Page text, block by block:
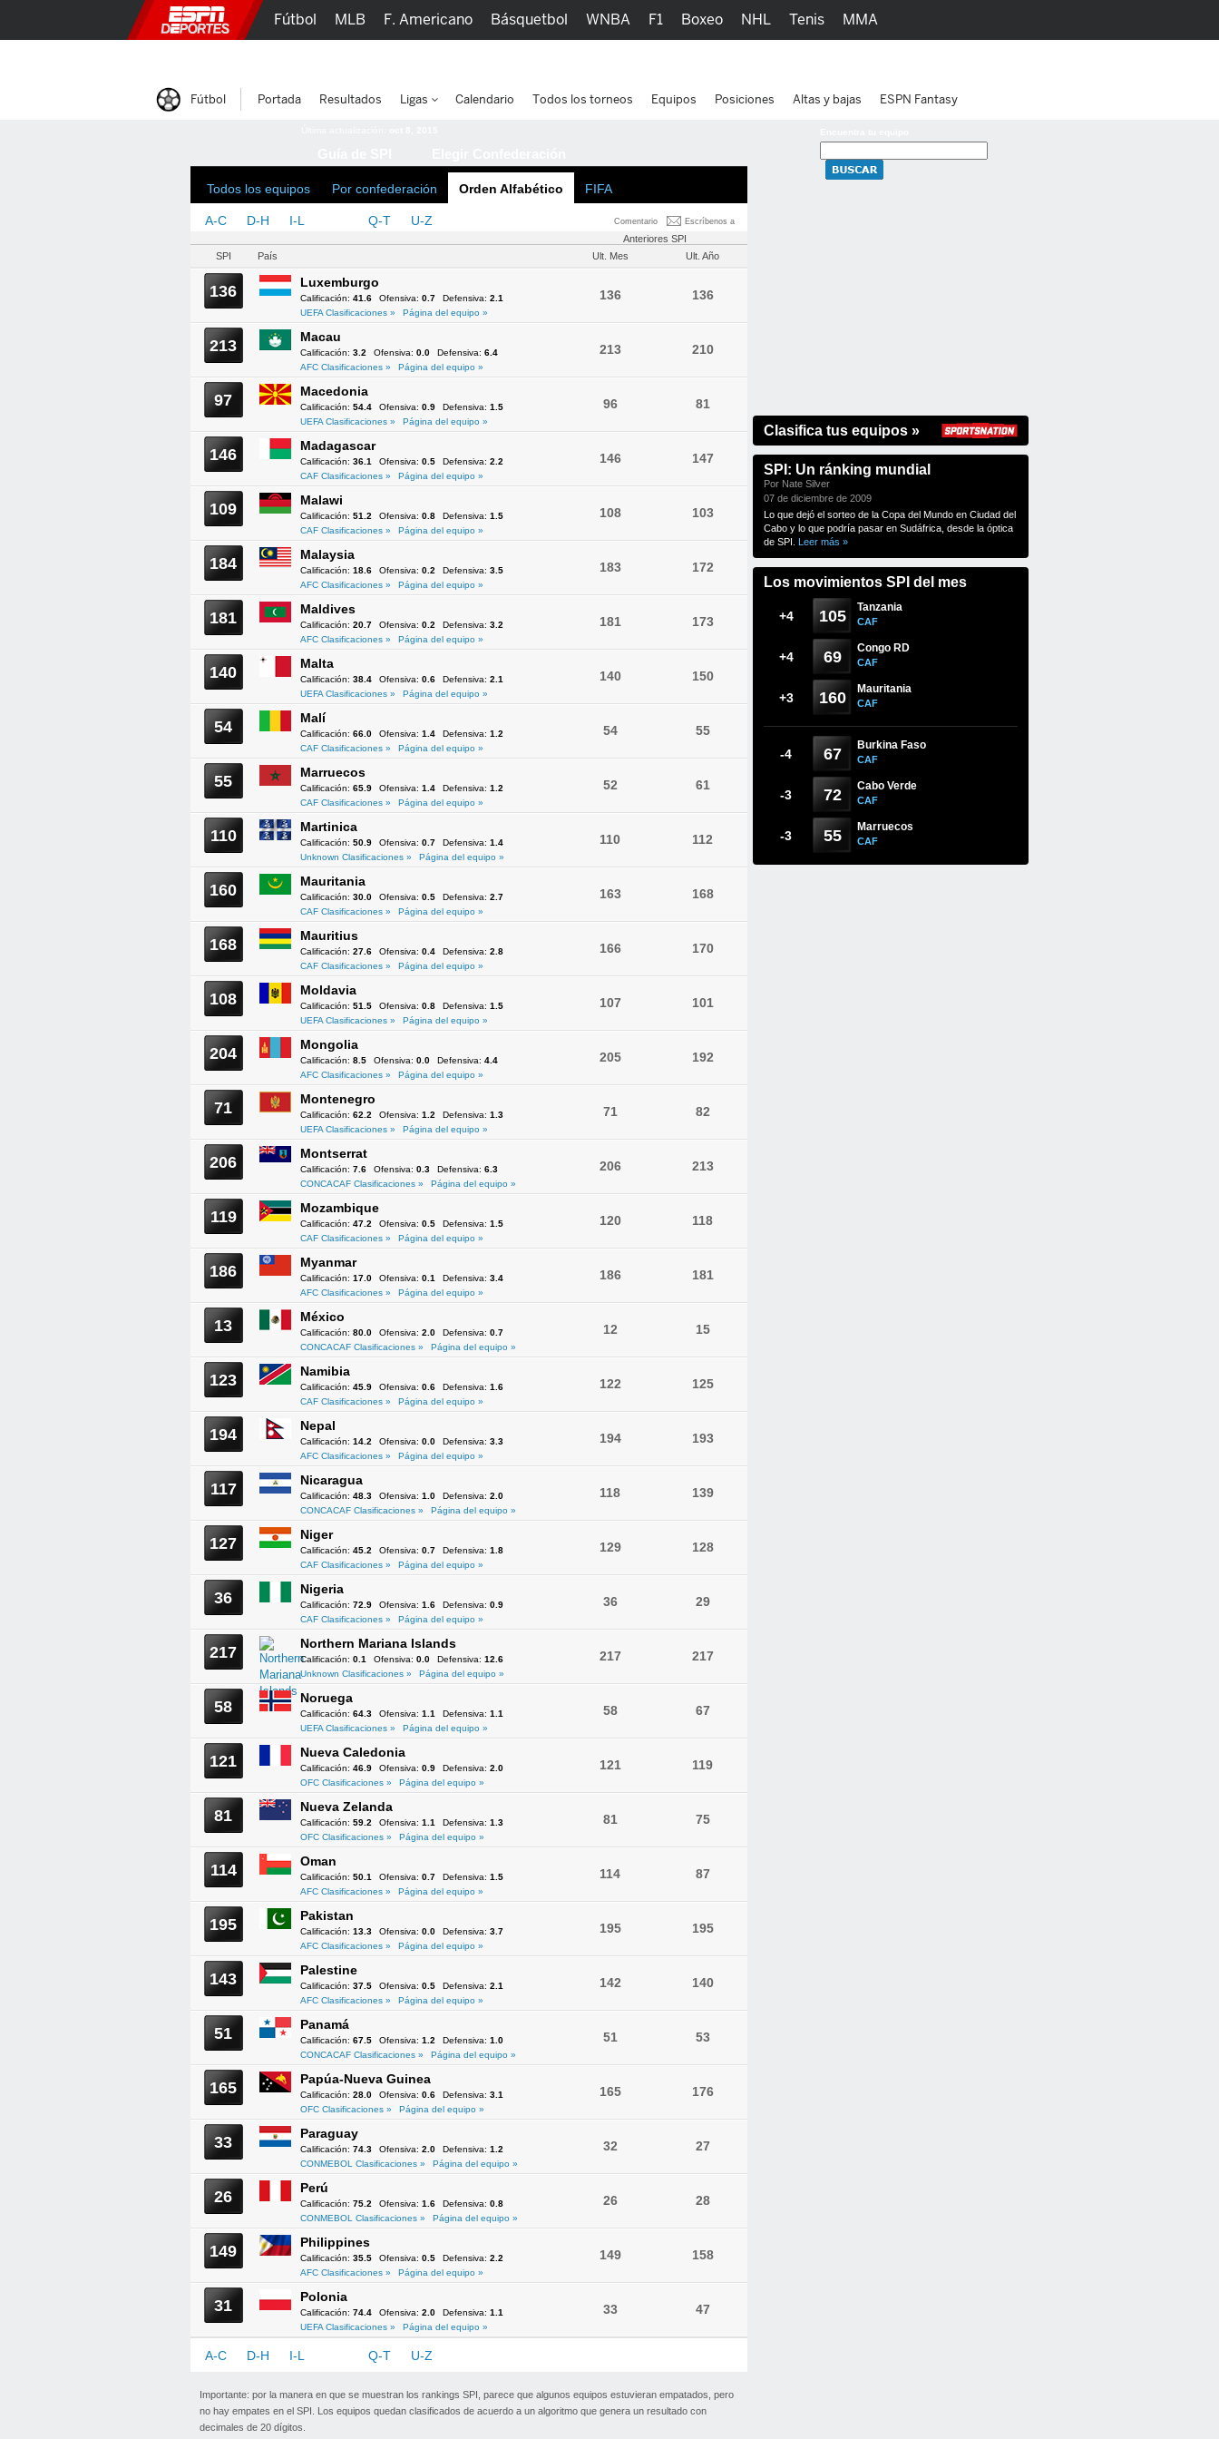
Todos los equipos Por confederación Orden Alfabético FIFA
Comentario Escríbenos a
A-C D-H I-L Q-T U-Z
Anteriores SPI
SPI
País Ult. Mes Ult. Año
136 Luxemburgo
Calificación: 41.6 Ofensiva: 0.7 Defensiva: 2.1
UEFA Clasificaciones »
Página del equipo »
136 136
213 Macau
Calificación: 3.2 Ofensiva: 0.0 Defensiva: 6.4
AFC Clasificaciones »
Página del equipo »
213 210
97 Macedonia
Calificación: 54.4 Ofensiva: 0.9 Defensiva: 1.5
UEFA Clasificaciones »
Página del equipo »
96 81
146 Madagascar
Calificación: 36.1 Ofensiva: 0.5 Defensiva: 2.2
CAF Clasificaciones »
Página del equipo »
146 147
109 Malawi
Calificación: 51.2 Ofensiva: 0.8 Defensiva: 1.5
CAF Clasificaciones »
Página del equipo »
108 103
184 Malaysia
Calificación: 18.6 Ofensiva: 0.2 Defensiva: 3.5
AFC Clasificaciones »
Página del equipo »
183 172
181 Maldives
Calificación: 20.7 Ofensiva: 0.2 Defensiva: 3.2
AFC Clasificaciones »
Página del equipo »
181 173
140 Malta
Calificación: 38.4 Ofensiva: 0.6 Defensiva: 2.1
UEFA Clasificaciones »
Página del equipo »
140 150
54 Malí
Calificación: 66.0 Ofensiva: 1.4 Defensiva: 1.2
CAF Clasificaciones »
Página del equipo »
54 55
55 Marruecos
Calificación: 65.9 Ofensiva: 1.4 Defensiva: 1.2
CAF Clasificaciones »
Página del equipo »
52 61
110 Martinica
Calificación: 50.9 Ofensiva: 0.7 Defensiva: 1.4
Unknown Clasificaciones »
Página del equipo »
110 112
160 Mauritania
Calificación: 30.0 Ofensiva: 0.5 Defensiva: 2.7
CAF Clasificaciones »
Página del equipo »
163 168
168 Mauritius
Calificación: 27.6 Ofensiva: 0.4 Defensiva: 2.8
CAF Clasificaciones »
Página del equipo »
166 170
108 Moldavia
Calificación: 51.5 Ofensiva: 0.8 Defensiva: 1.5
UEFA Clasificaciones »
Página del equipo »
107 101
204 Mongolia
Calificación: 8.5 Ofensiva: 0.0 Defensiva: 4.4
AFC Clasificaciones »
Página del equipo »
205 192
71 Montenegro
Calificación: 62.2 Ofensiva: 1.2 Defensiva: 1.3
UEFA Clasificaciones »
Página del equipo »
71 82
206 Montserrat
Calificación: 7.6 Ofensiva: 0.3 Defensiva: 6.3
CONCACAF Clasificaciones »
Página del equipo »
206 213
119 Mozambique
Calificación: 47.2 Ofensiva: 0.5 Defensiva: 1.5
CAF Clasificaciones »
Página del equipo »
120 118
186 Myanmar
Calificación: 17.0 Ofensiva: 0.1 Defensiva: 3.4
AFC Clasificaciones »
Página del equipo »
186 181
13 México
Calificación: 80.0 Ofensiva: 2.0 Defensiva: 0.7
CONCACAF Clasificaciones »
Página del equipo »
12 15
123 Namibia
Calificación: 45.9 Ofensiva: 0.6 Defensiva: 1.6
CAF Clasificaciones »
Página del equipo »
122 125
194 Nepal
Calificación: 14.2 Ofensiva: 0.0 Defensiva: 3.3
AFC Clasificaciones »
Página del equipo »
194 193
117 Nicaragua
Calificación: 48.3 Ofensiva: 1.0 Defensiva: 2.0
CONCACAF Clasificaciones »
Página del equipo »
118 139
127 Niger
Calificación: 45.2 Ofensiva: 0.7 Defensiva: 1.8
CAF Clasificaciones »
Página del equipo »
129 128
36 Nigeria
Calificación: 72.9 Ofensiva: 1.6 Defensiva: 0.9
CAF Clasificaciones »
Página del equipo »
36 29
217 Northern Mariana Islands
Calificación: 0.1 Ofensiva: 0.0 Defensiva: 12.6
Unknown Clasificaciones »
Página del equipo »
217 217
58 Noruega
Calificación: 64.3 Ofensiva: 1.1 Defensiva: 1.1
UEFA Clasificaciones »
Página del equipo »
58 67
121 Nueva Caledonia
Calificación: 46.9 Ofensiva: 0.9 Defensiva: 2.0
OFC Clasificaciones »
Página del equipo »
121 119
81 Nueva Zelanda
Calificación: 59.2 Ofensiva: 1.1 Defensiva: 1.3
OFC Clasificaciones »
Página del equipo »
81 75
114 Oman
Calificación: 50.1 Ofensiva: 0.7 Defensiva: 1.5
AFC Clasificaciones »
Página del equipo »
114 87
195 Pakistan
Calificación: 13.3 Ofensiva: 0.0 Defensiva: 3.7
AFC Clasificaciones »
Página del equipo »
195 195
143 Palestine
Calificación: 37.5 Ofensiva: 0.5 Defensiva: 2.1
AFC Clasificaciones »
Página del equipo »
142 140
51 Panamá
Calificación: 67.5 Ofensiva: 1.2 Defensiva: 1.0
CONCACAF Clasificaciones »
Página del equipo »
51 53
165 Papúa-Nueva Guinea
Calificación: 28.0 Ofensiva: 0.6 Defensiva: 3.1
OFC Clasificaciones »
Página del equipo »
165 176
33 Paraguay
Calificación: 74.3 Ofensiva: 2.0 Defensiva: 1.2
CONMEBOL Clasificaciones »
Página del equipo »
32 27
26 Perú
Calificación: 75.2 Ofensiva: 1.6 Defensiva: 0.8
CONMEBOL Clasificaciones »
Página del equipo »
26 28
149 Philippines
Calificación: 35.5 Ofensiva: 0.5 Defensiva: 2.2
AFC Clasificaciones »
Página del equipo »
149 158
31 Polonia
Calificación: 74.4 Ofensiva: 2.0 Defensiva: 1.1
UEFA Clasificaciones »
Página del equipo »
33 47
A-C D-H I-L Q-T U-Z
Importante: por la manera en que se muestran los rankings SPI, parece que algunos equipos estuvieran empatados, pero
no hay empates en el SPI. Los equipos quedan clasificados de acuerdo a un algoritmo que genera un resultado con
decimales de 20 dígitos.
Clasifica tus equipos »
SPI: Un ránking mundial
Por Nate Silver
07 de diciembre de 2009
Lo que dejó el sorteo de la Copa del Mundo en Ciudad del
Cabo y lo que podría pasar en Sudáfrica, desde la óptica
de SPI. Leer más »
Los movimientos SPI del mes
+4 105 Tanzania
CAF
+4 69 Congo RD
CAF
+3 160 Mauritania
CAF
-4 67 Burkina Faso
CAF
-3 72 Cabo Verde
CAF
-3 55 Marruecos
CAF
Fútbol MLB F. Americano Básquetbol WNBA F1 Boxeo NHL Tenis MMA
Fútbol Portada Resultados Ligas Calendario Todos los torneos Equipos Posiciones Altas y bajas ESPN Fantasy